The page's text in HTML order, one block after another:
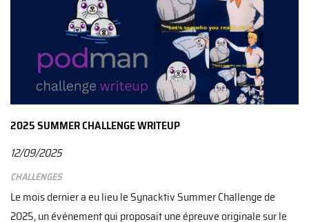
2025 SUMMER CHALLENGE WRITEUP
12/09/2025
Challenges
Le mois dernier a eu lieu le Synacktiv Summer Challenge de
2025, un événement qui proposait une épreuve originale sur le